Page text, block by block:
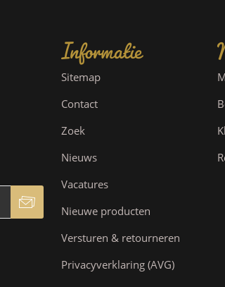
Informatie
Sitemap
Contact
Zoek
Nieuws
Vacatures
Nieuwe producten
Versturen & retourneren
Privacyverklaring (AVG)